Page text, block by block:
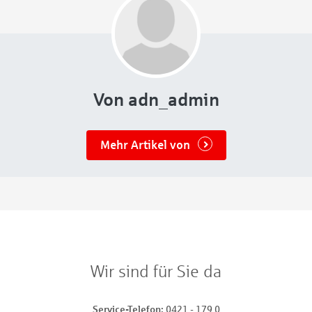
Von adn_admin
Mehr Artikel von
Wir sind für Sie da
Service-Telefon 0421 - 179 0